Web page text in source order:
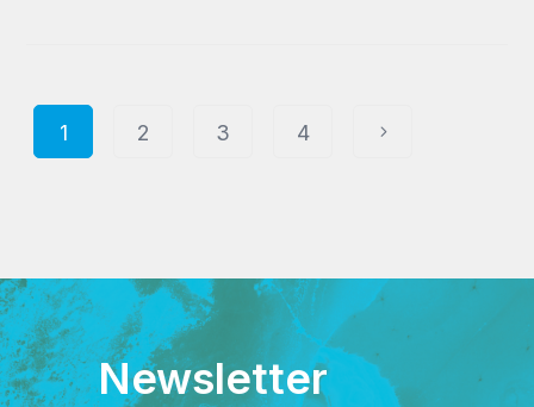
1 2 3 4
Newsletter